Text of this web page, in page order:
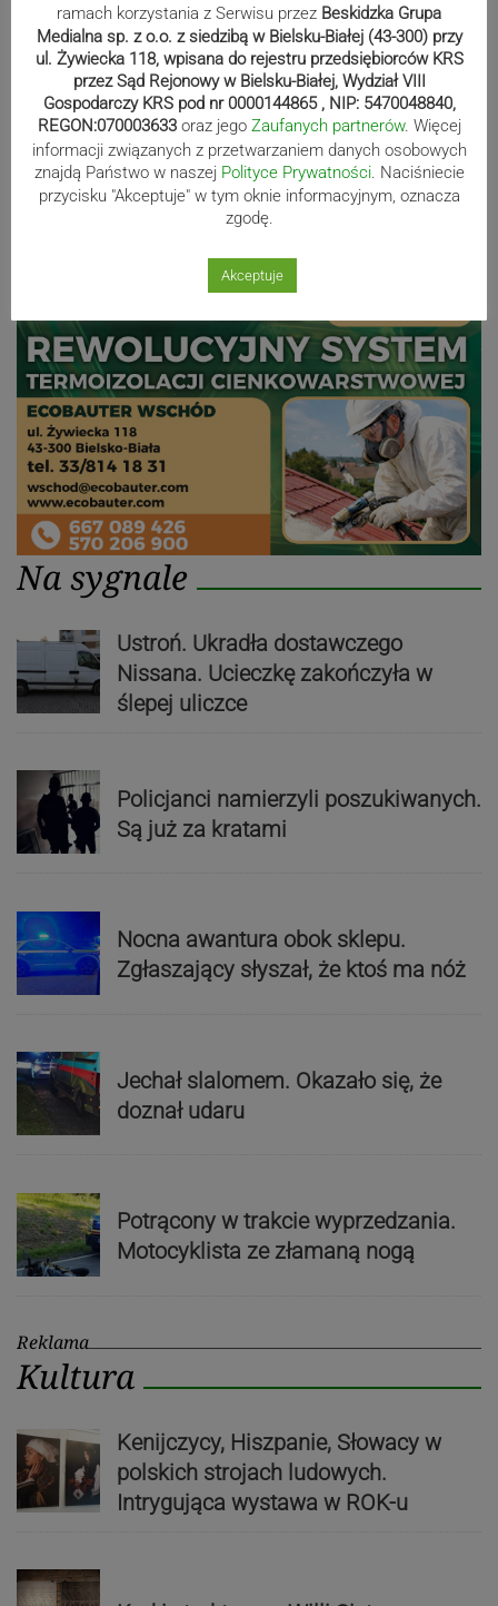
wystartują w Rajdzie Rzeszowskim
80-lecie Soły Kobiernice. Będzie się
działo! SZCZEGÓŁOWY PROGRAM
Na sygnale
Ustroń. Ukradła dostawczego
Nissana. Ucieczkę zakończyła w
ślepej uliczce
Policjanci namierzyli poszukiwanych.
Są już za kratami
Nocna awantura obok sklepu.
Zgłaszający słyszał, że ktoś ma nóż
Jechał slalomem. Okazało się, że
doznał udaru
Potrącony w trakcie wyprzedzania.
Motocyklista ze złamaną nogą
Reklama
Kultura
Kenijczycy, Hiszpanie, Słowacy w
polskich strojach ludowych.
Intrygująca wystawa w ROK-u
ramach korzystania z Serwisu przez Beskidzka Grupa
Medialna sp. z o.o. z siedzibą w Bielsku-Białej (43-300) przy
ul. Żywiecka 118, wpisana do rejestru przedsiębiorców KRS
przez Sąd Rejonowy w Bielsku-Białej, Wydział VIII
Gospodarczy KRS pod nr 0000144865 , NIP: 5470048840,
REGON:070003633 oraz jego Zaufanych partnerów. Więcej
informacji związanych z przetwarzaniem danych osobowych
znajdą Państwo w naszej Polityce Prywatności. Naciśniecie
przycisku "Akceptuje" w tym oknie informacyjnym, oznacza
zgodę.
Akceptuje